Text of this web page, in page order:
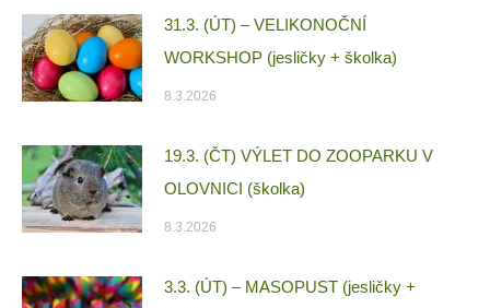
31.3. (ÚT) – VELIKONOČNÍ
WORKSHOP (jesličky + školka)
8.3.2026
19.3. (ČT) VÝLET DO ZOOPARKU V
OLOVNICI (školka)
8.3.2026
3.3. (ÚT) – MASOPUST (jesličky +